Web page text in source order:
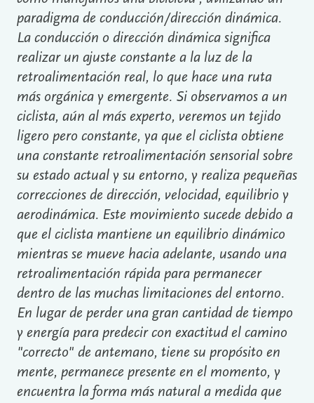
paradigma de conducción/dirección dinámica.
La conducción o dirección dinámica significa
realizar un ajuste constante a la luz de la
retroalimentación real, lo que hace una ruta
más orgánica y emergente. Si observamos a un
ciclista, aún al más experto, veremos un tejido
ligero pero constante, ya que el ciclista obtiene
una constante retroalimentación sensorial sobre
su estado actual y su entorno, y realiza pequeñas
correcciones de dirección, velocidad, equilibrio y
aerodinámica. Este movimiento sucede debido a
que el ciclista mantiene un equilibrio dinámico
mientras se mueve hacia adelante, usando una
retroalimentación rápida para permanecer
dentro de las muchas limitaciones del entorno.
En lugar de perder una gran cantidad de tiempo
y energía para predecir con exactitud el camino
"correcto" de antemano, tiene su propósito en
mente, permanece presente en el momento, y
encuentra la forma más natural a medida que